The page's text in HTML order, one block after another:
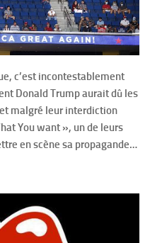
c’est incontestablement
Donald Trump aurait dû les
malgré leur interdiction
You want », un de leurs
en scène sa propagande…